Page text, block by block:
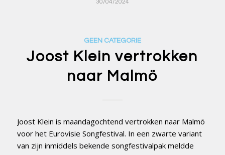
30/04/2024
GEEN CATEGORIE
Joost Klein vertrokken
naar Malmö
Joost Klein is maandagochtend vertrokken naar Malmö
voor het Eurovisie Songfestival. In een zwarte variant
van zijn inmiddels bekende songfestivalpak meldde